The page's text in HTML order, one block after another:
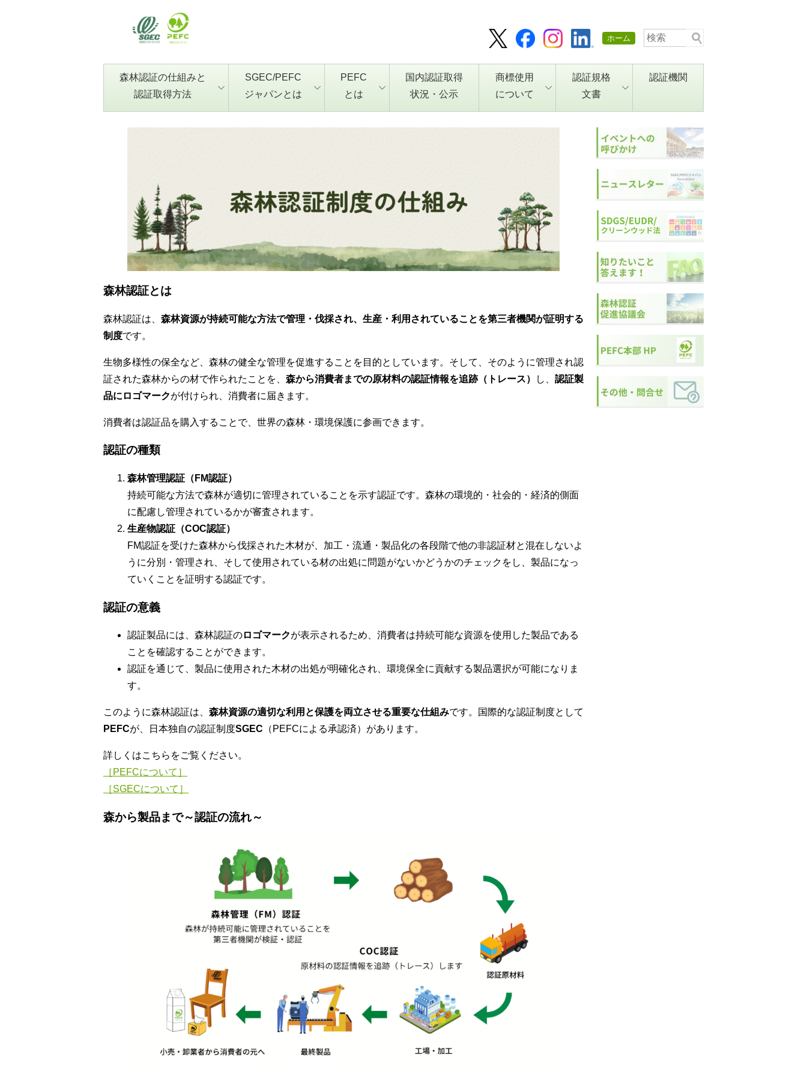
ホーム
森林認証の仕組みと
認証取得方法
SGEC/PEFC
ジャパンとは
PEFC
とは
国内認証取得
状況・公示
商標使用
について
認証規格
文書
認証機関
森林認証とは
森林認証は、 森林資源が持続可能な方法で管理・伐採され、生産・利用されていることを第三者機関が証明する
制度です。
生物多様性の保全など、森林の健全な管理を促進することを目的としています。そして、そのように管理され認
証された森林からの材で作られたことを、 森から消費者までの原材料の認証情報を追跡（トレース） し、 認証製
品にロゴマークが付けられ、消費者に届きます。
消費者は認証品を購入することで、世界の森林・環境保護に参画できます。
認証の種類
森林管理認証（FM認証）
持続可能な方法で森林が適切に管理されていることを示す認証です。森林の環境的・社会的・経済的側面
に配慮し管理されているかが審査されます。
生産物認証（COC認証）
FM認証を受けた森林から伐採された木材が、加工・流通・製品化の各段階で他の非認証材と混在しないよ
うに分別・管理され、そして使用されている材の出処に問題がないかどうかのチェックをし、製品になっ
ていくことを証明する認証です。
認証の意義
認証製品には、森林認証のロゴマークが表示されるため、消費者は持続可能な資源を使用した製品である
ことを確認することができます。
認証を通じて、製品に使用された木材の出処が明確化され、環境保全に貢献する製品選択が可能になりま
す。
このように森林認証は、 森林資源の適切な利用と保護を両立させる重要な仕組みです。国際的な認証制度として
PEFCが、日本独自の認証制度SGEC （PEFCによる承認済）があります。
詳しくはこちらをご覧ください。
［PEFCについて］
［SGECについて］
森から製品まで～認証の流れ～